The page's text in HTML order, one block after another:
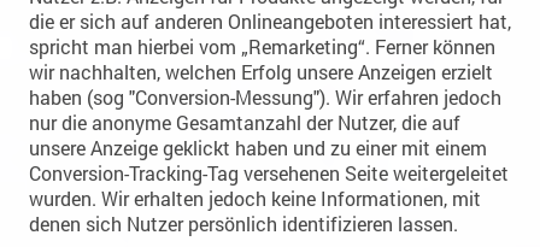
die er sich auf anderen Onlineangeboten interessiert hat,
spricht man hierbei vom „Remarketing“. Ferner können
wir nachhalten, welchen Erfolg unsere Anzeigen erzielt
haben (sog "Conversion-Messung"). Wir erfahren jedoch
nur die anonyme Gesamtanzahl der Nutzer, die auf
unsere Anzeige geklickt haben und zu einer mit einem
Conversion-Tracking-Tag versehenen Seite weitergeleitet
wurden. Wir erhalten jedoch keine Informationen, mit
denen sich Nutzer persönlich identifizieren lassen.